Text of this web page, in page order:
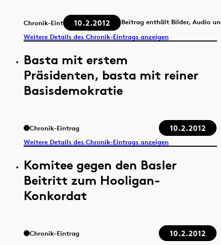
Chronik-Eintrag 10.2.2012
Beitrag enthält Bilder, Audio
Weitere Details des Chronik-Eintrags anzeigen
Basta mit erstem
Präsidenten, basta mit reiner
Basisdemokratie
Chronik-Eintrag 10.2.2012
Weitere Details des Chronik-Eintrags anzeigen
Komitee gegen den Basler
Beitritt zum Hooligan-
Konkordat
Chronik-Eintrag 10.2.2012